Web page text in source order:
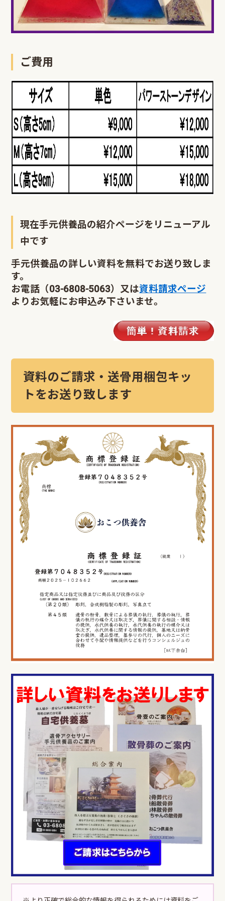
ご費用
現在手元供養品の紹介ページをリニューアル
中です
手元供養品の詳しい資料を無料でお送り致しま
す。
お電話（03-6808-5063）又は資料請求ページ
よりお気軽にお申込み下さいませ。
資料のご請求・送骨用梱包キッ
トをお送り致します